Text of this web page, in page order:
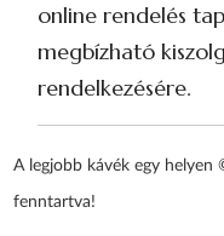
online rendelés
megbízható
rendelkezésére.
A legjobb kávék egy helyen
fenntartva!